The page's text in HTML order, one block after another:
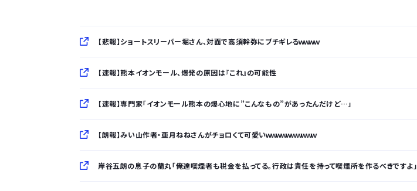
【悲報】ショートスリーパー堀さん、対面で高須幹弥にブチギレるｗｗｗｗ
【速報】熊本イオンモール、爆発の原因は『これ』の可能性
【速報】専門家「イオンモール熊本の爆心地に”こんなもの”があったんだけど…」
【朗報】みい山作者・亜月ねねさんがチョロくて可愛いｗｗｗｗｗｗｗｗｗｗ
岸谷五朗の息子の蘭丸「俺達喫煙者も税金を払ってる。行政は責任を持って喫煙所を作るべきですよ」